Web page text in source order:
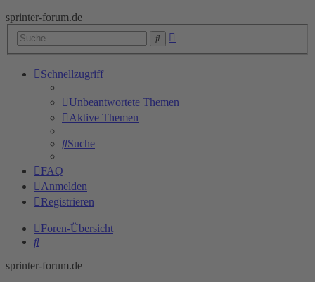
sprinter-forum.de
Suche
Schnellzugriff
Unbeantwortete Themen
Aktive Themen
Suche
FAQ
Anmelden
Registrieren
Foren-Übersicht
Suche
sprinter-forum.de